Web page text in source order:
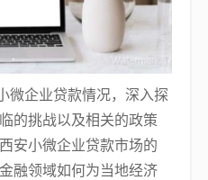
微企业贷款情况，深入探
的挑战以及相关的政策
安小微企业贷款市场的
融领域如何为当地经济